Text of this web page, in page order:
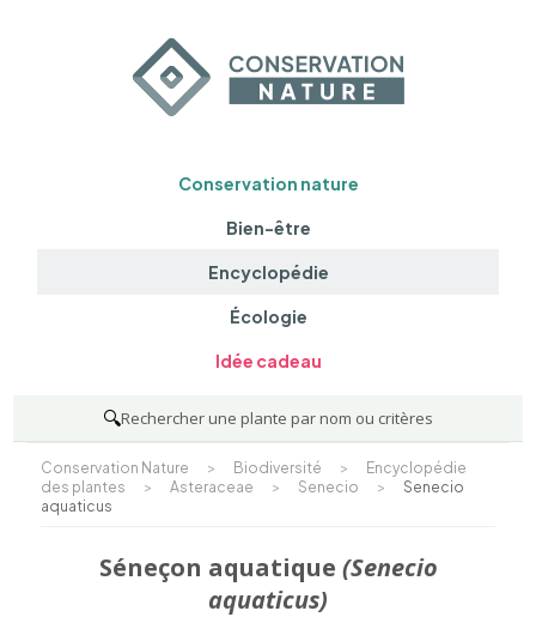
Conservation nature
Bien-être
Encyclopédie
Écologie
Idée cadeau
🔍Rechercher une plante par nom ou critères
Conservation Nature > Biodiversité >
Encyclopédie
des plantes
> Asteraceae > Senecio >
Senecio
aquaticus
Séneçon aquatique (Senecio
aquaticus)